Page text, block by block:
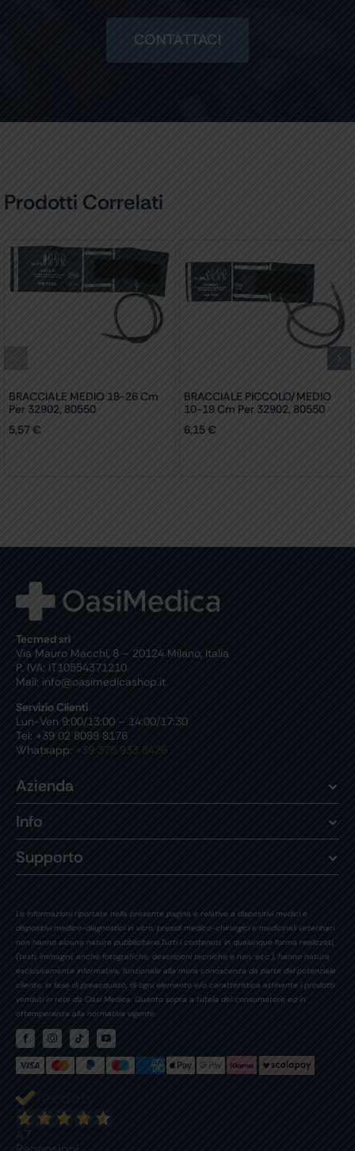
CONTATTACI
Prodotti Correlati
BRACCIALE MEDIO 18-26 Cm
Per 32902, 80550
5,57 €
BRACCIALE PICCOLO/MEDIO
10-19 Cm Per 32902, 80550
6,15€
Tecmed srl
Via Mauro Macchi, 8 – 20124 Milano, Italia
P. IVA: IT10554371210
Mail: info@oasimedicashop.it
Servizio Clienti
Lun-Ven 9:00/13:00 – 14:00/17:30
Tel: +39 02 8089 8176
Whatsapp: +39 375 933 8426
Azienda
Info
Supporto
Le informazioni riportate nella presente pagina e relative a dispositivi medici e
dispositivi medico-diagnostici in vitro, presidi medico-chirurgici e medicinali veterinari
non hanno alcuna natura pubblicitaria.Tutti i contenuti, in qualunque forma realizzati,
(testi, immagini, anche fotografiche, descrizioni tecniche e non, ecc.), hanno natura
esclusivamente informativa, funzionale alla mera conoscenza da parte del potenziale
cliente, in fase di preacquisto, di ogni elemento e/o caratteristica attinente i prodotti
venduti in rete da Oasi Medica. Quanto sopra a tutela del consumatore ed in
ottemperanza alla normativa vigente.
47